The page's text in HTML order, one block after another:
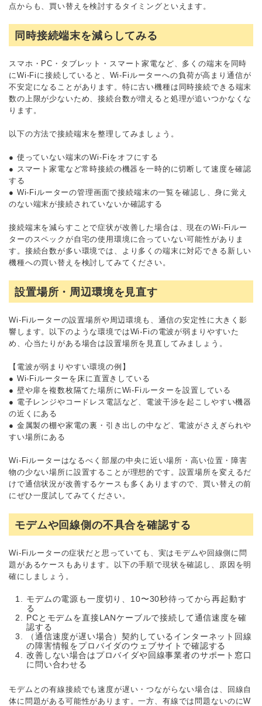
点からも、買い替えを検討するタイミングといえます。
同時接続端末を減らしてみる
スマホ・PC・タブレット・スマート家電など、多くの端末を同時
にWi-Fiに接続していると、Wi-Fiルーターへの負荷が高まり通信が
不安定になることがあります。特に古い機種は同時接続できる端末
数の上限が少ないため、接続台数が増えると処理が追いつかなくな
ります。
以下の方法で接続端末を整理してみましょう。
● 使っていない端末のWi-Fiをオフにする
● スマート家電など常時接続の機器を一時的に切断して速度を確認
する
● Wi-Fiルーターの管理画面で接続端末の一覧を確認し、身に覚え
のない端末が接続されていないか確認する
接続端末を減らすことで症状が改善した場合は、現在のWi-Fiルー
ターのスペックが自宅の使用環境に合っていない可能性がありま
す。接続台数が多い環境では、より多くの端末に対応できる新しい
機種への買い替えを検討してみてください。
設置場所・周辺環境を見直す
Wi-Fiルーターの設置場所や周辺環境も、通信の安定性に大きく影
響します。以下のような環境ではWi-Fiの電波が弱まりやすいた
め、心当たりがある場合は設置場所を見直してみましょう。
【電波が弱まりやすい環境の例】
● Wi-Fiルーターを床に直置きしている
● 壁や扉を複数枚隔てた場所にWi-Fiルーターを設置している
● 電子レンジやコードレス電話など、電波干渉を起こしやすい機器
の近くにある
● 金属製の棚や家電の裏・引き出しの中など、電波がさえぎられや
すい場所にある
Wi-Fiルーターはなるべく部屋の中央に近い場所・高い位置・障害
物の少ない場所に設置することが理想的です。設置場所を変えるだ
けで通信状況が改善するケースも多くありますので、買い替えの前
にぜひ一度試してみてください。
モデムや回線側の不具合を確認する
Wi-Fiルーターの症状だと思っていても、実はモデムや回線側に問
題があるケースもあります。以下の手順で現状を確認し、原因を明
確にしましょう。
モデムの電源も一度切り、10〜30秒待ってから再起動す
る
PCとモデムを直接LANケーブルで接続して通信速度を確
認する
（通信速度が遅い場合）契約しているインターネット回線
の障害情報をプロバイダのウェブサイトで確認する
改善しない場合はプロバイダや回線事業者のサポート窓口
に問い合わせる
モデムとの有線接続でも速度が遅い・つながらない場合は、回線自
体に問題がある可能性があります。一方、有線では問題ないのにW